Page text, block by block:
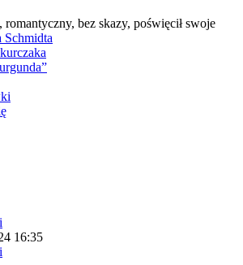
bez skazy, poświęcił swoje
Schmidta
16:35